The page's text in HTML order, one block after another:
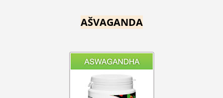
AŠVAGANDA